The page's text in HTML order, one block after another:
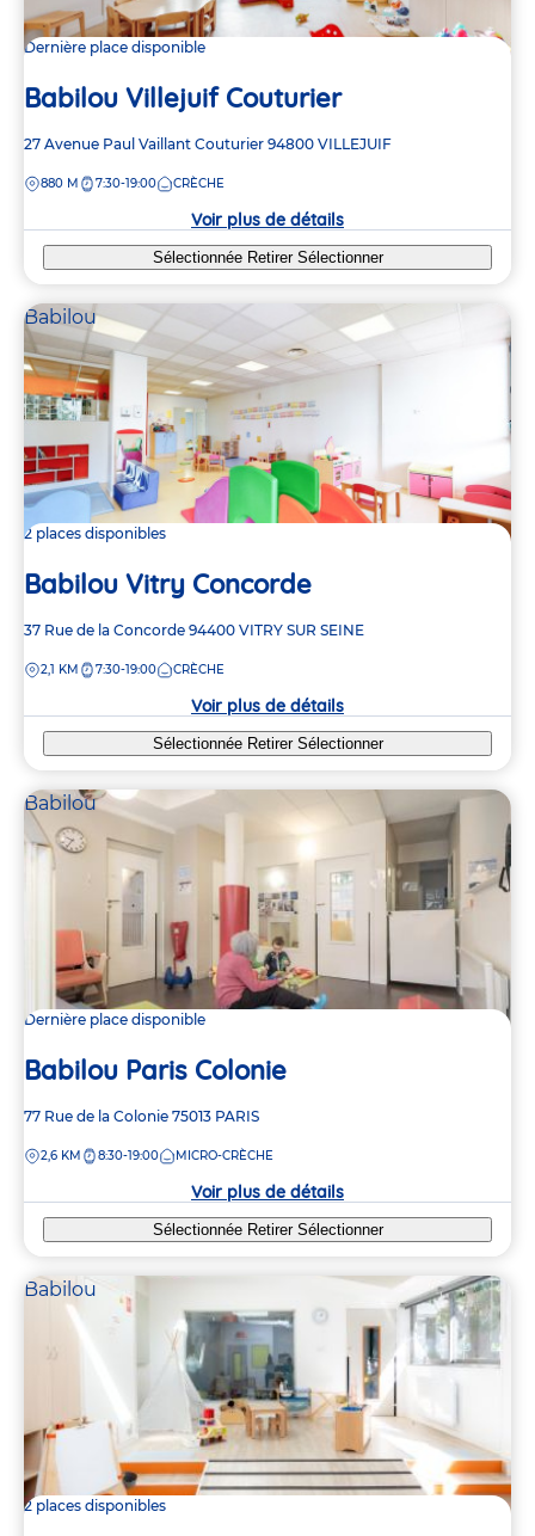
Dernière place disponible
Babilou Villejuif Couturier
Adresse
la
27 Avenue Paul Vaillant Couturier 94800 VILLEJUIF
DISTANCE
880 M 7:30-19:00 CRÈCHE
Voir plus de détails
Sélectionnée Retirer Sélectionner
Babilou
2 places disponibles
Babilou Vitry Concorde
Adresse
la
37 Rue de la Concorde 94400 VITRY SUR SEINE
DISTANCE
2,1 KM 7:30-19:00 CRÈCHE
Voir plus de détails
Sélectionnée Retirer Sélectionner
Babilou
Dernière place disponible
Babilou Paris Colonie
Adresse
la
77 Rue de la Colonie 75013 PARIS
DISTANCE
2,6 KM 8:30-19:00 MICRO-CRÈCHE
Voir plus de détails
Sélectionnée Retirer Sélectionner
Babilou
2 places disponibles